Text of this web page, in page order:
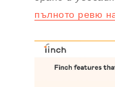
пълното ревю